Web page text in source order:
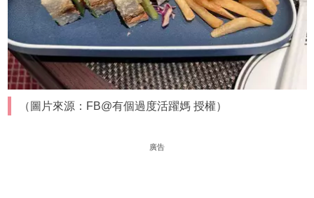
（圖片來源：FB@有個過度活躍媽 授權）
廣告